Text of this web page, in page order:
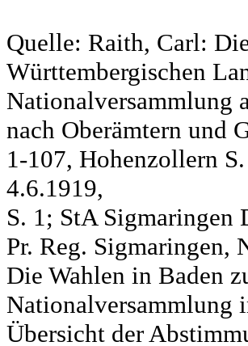
Quelle: Raith, Carl:
Württembergischen
Nationalversammlung
nach Oberämtern und
1-107, Hohenzollern
4.6.1919,
S. 1; StA Sigmaringen
Pr. Reg. Sigmaringen,
Die Wahlen in Baden
Nationalversammlung
Übersicht der